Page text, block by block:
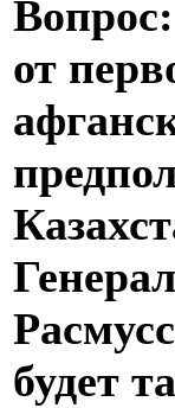
от
будет